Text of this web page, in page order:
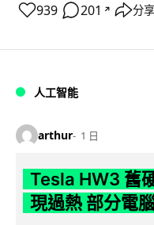
939 201 ↗ 分享
人工智能
arthur 1 日
Tesla HW3 舊
現過熱 部分電